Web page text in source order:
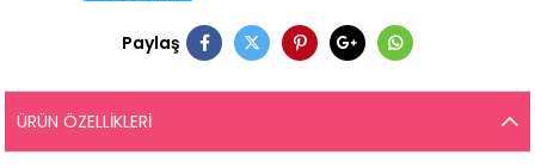
Paylaş
ÜRÜN ÖZELLIKLERI